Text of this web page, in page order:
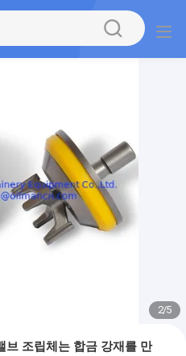
2/5
조립체는 합금 강재를 만